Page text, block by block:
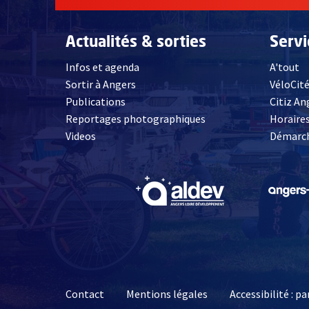
Actualités & sorties
Infos et agenda
Sortir à Angers
Publications
Reportages photographiques
Videos, Ouvre une nouvelle fenêtre
A'tout
VéloCité
Citiz
, Ouvre une
Contact Mentions légales Accessibilité :